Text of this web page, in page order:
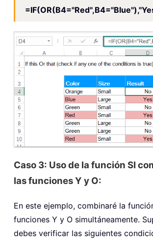
Caso 3: Uso de la función SI
las funciones Y y O:
En este ejemplo, combinaré la
funciones Y y O simultáneamente.
debes verificar las siguientes